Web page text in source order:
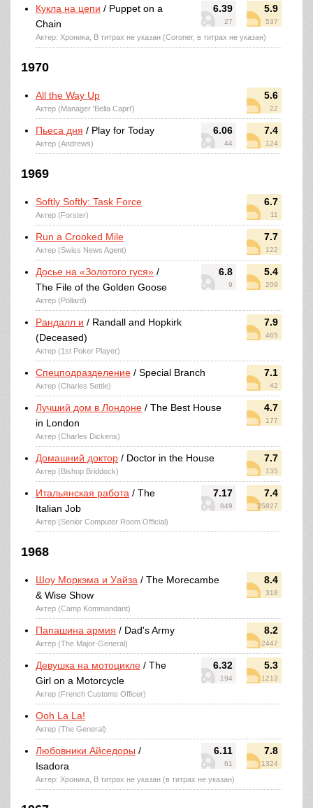
6.39
27
5.9
537
Кукла на цепи / Puppet on a
Chain
Актер: Хроника, В титрах не указан (Coroner, в титрах не указан)
1970
5.6
22
All the Way Up
Актер (Manager 'Bella Capri')
6.06
44
7.4
124
Пьеса дня / Play for Today
Актер (Andrews)
1969
6.7
11
Softly Softly: Task Force
Актер (Forster)
7.7
122
Run a Crooked Mile
Актер (Swiss News Agent)
6.8
9
5.4
209
Досье на «Золотого гуся» /
The File of the Golden Goose
Актер (Pollard)
7.9
465
Рандалл и / Randall and Hopkirk
(Deceased)
Актер (1st Poker Player)
7.1
42
Спецподразделение / Special Branch
Актер (Charles Settle)
4.7
177
Лучший дом в Лондоне / The Best House
in London
Актер (Charles Dickens)
7.7
135
Домашний доктор / Doctor in the House
Актер (Bishop Briddock)
7.17
849
7.4
25827
Итальянская работа / The
Italian Job
Актер (Senior Computer Room Official)
1968
8.4
318
Шоу Моркэма и Уайза / The Morecambe
& Wise Show
Актер (Camp Kommandant)
8.2
2447
Папашина армия / Dad's Army
Актер (The Major-General)
6.32
194
5.3
1213
Девушка на мотоцикле / The
Girl on a Motorcycle
Актер (French Customs Officer)
Ooh La La!
Актер (The General)
6.11
61
7.8
1324
Любовники Айседоры /
Isadora
Актер: Хроника, В титрах не указан (в титрах не указан)